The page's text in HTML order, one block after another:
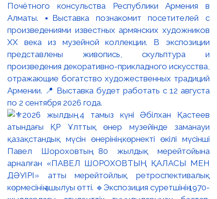
Почётного консульства Республики Армения в
Алматы. ▪️Выставка познакомит посетителей с
произведениями известных армянских художников
XX века из музейной коллекции. В экспозиции
представлены живопись, скульптура и
произведения декоративно-прикладного искусства,
отражающие богатство художественных традиций
Армении. 📍 Выставка будет работать с 12 августа
по 2 сентября 2026 года.